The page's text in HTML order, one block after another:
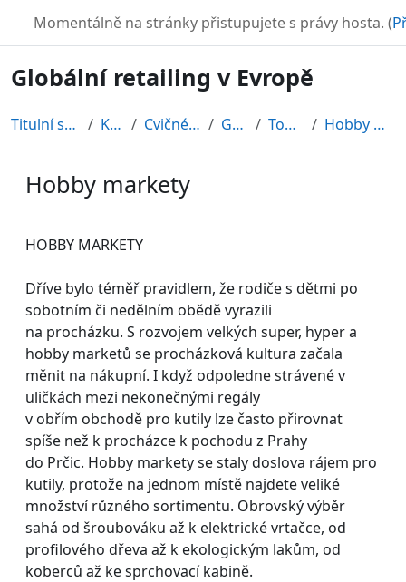
TURBO
Momentálně na stránky přistupujete s právy hosta. (
Globální retailing v Evropě
Titulní stránka Kurzy Cvičné kurzy GRE08 Topic 11 Hobby markety
Hobby markety
HOBBY MARKETY
Dříve bylo téměř pravidlem, že rodiče s dětmi po
sobotním či nedělním obědě vyrazili
na procházku. S rozvojem velkých super, hyper a
hobby marketů se procházková kultura začala
měnit na nákupní. I když odpoledne strávené v
uličkách mezi nekonečnými regály
v obřím obchodě pro kutily lze často přirovnat
spíše než k procházce k pochodu z Prahy
do Prčic. Hobby markety se staly doslova rájem pro
kutily, protože na jednom místě najdete veliké
množství různého sortimentu. Obrovský výběr
sahá od šroubováku až k elektrické vrtačce, od
profilového dřeva až k ekologickým lakům, od
koberců až ke sprchovací kabině.